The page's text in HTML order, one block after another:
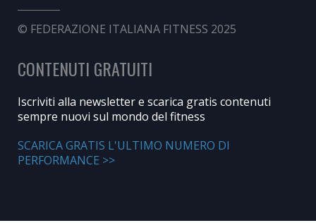
© FEDERAZIONE ITALIANA FITNESS 2025
CONTENUTI GRATUITI
Iscriviti alla newsletter e scarica gratis contenuti
sempre nuovi sul mondo del fitness
SCARICA GRATIS L'ULTIMO NUMERO DI
PERFORMANCE >>